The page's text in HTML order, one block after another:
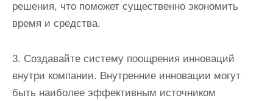
решения, что поможет существенно экономить
время и средства.
3. Создавайте систему поощрения инноваций
внутри компании. Внутренние инновации могут
быть наиболее эффективным источником